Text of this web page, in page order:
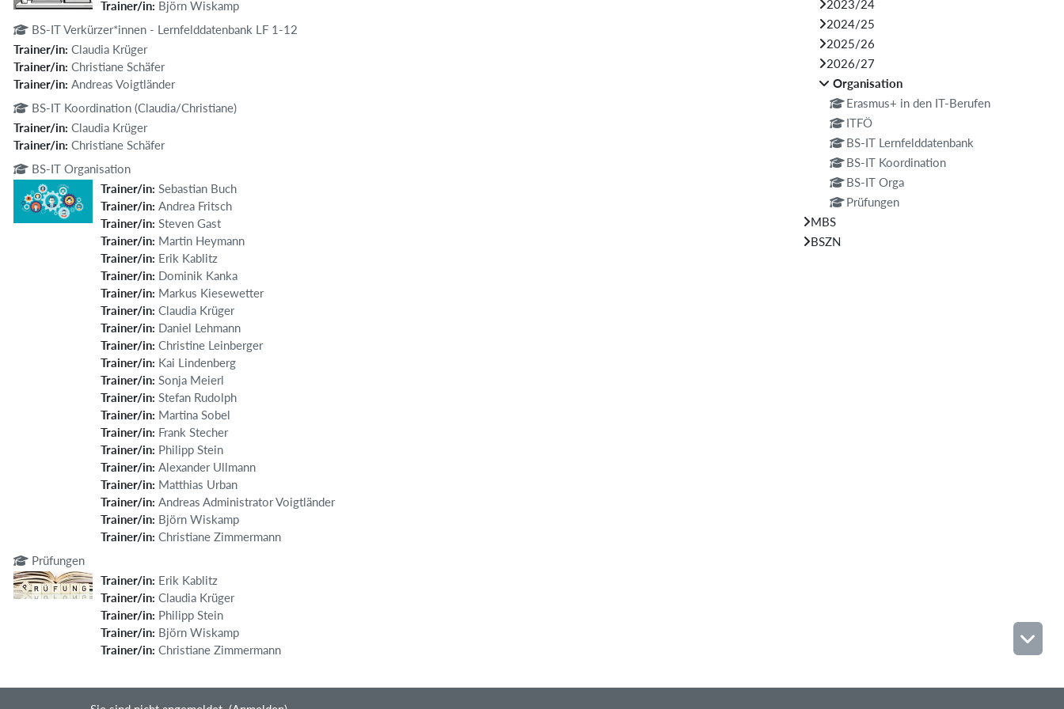
Trainer/in: Björn Wiskamp
BS-IT Verkürzer*innen - Lernfelddatenbank LF 1-12
Trainer/in: Claudia Krüger
Trainer/in: Christiane Schäfer
Trainer/in: Andreas Voigtländer
BS-IT Koordination (Claudia/Christiane)
Trainer/in: Claudia Krüger
Trainer/in: Christiane Schäfer
BS-IT Organisation
Trainer/in: Sebastian Buch
Trainer/in: Andrea Fritsch
Trainer/in: Steven Gast
Trainer/in: Martin Heymann
Trainer/in: Erik Kablitz
Trainer/in: Dominik Kanka
Trainer/in: Markus Kiesewetter
Trainer/in: Claudia Krüger
Trainer/in: Daniel Lehmann
Trainer/in: Christine Leinberger
Trainer/in: Kai Lindenberg
Trainer/in: Sonja Meierl
Trainer/in: Stefan Rudolph
Trainer/in: Martina Sobel
Trainer/in: Frank Stecher
Trainer/in: Philipp Stein
Trainer/in: Alexander Ullmann
Trainer/in: Matthias Urban
Trainer/in: Andreas Administrator Voigtländer
Trainer/in: Björn Wiskamp
Trainer/in: Christiane Zimmermann
Prüfungen
Trainer/in: Erik Kablitz
Trainer/in: Claudia Krüger
Trainer/in: Philipp Stein
Trainer/in: Björn Wiskamp
Trainer/in: Christiane Zimmermann
2023/24
2024/25
2025/26
2026/27
Organisation
Erasmus+ in den IT-Berufen
ITFÖ
BS-IT Lernfelddatenbank
BS-IT Koordination
BS-IT Orga
Prüfungen
MBS
BSZN